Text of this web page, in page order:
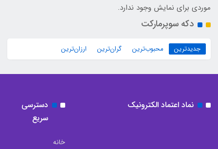
موردی برای نمایش وجود ندارد.
دکه سوپرمارکت
جدیدترین محبوب‌ترین گران‌ترین ارزان‌ترین
نماد اعتماد الکترونیک
دسترسی
سریع
خانه